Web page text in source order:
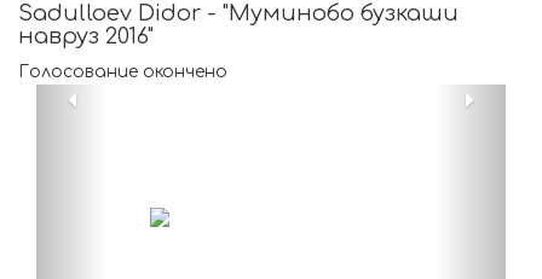
Sadulloev Didor - "Муминобо бузкаши
навруз 2016"
Голосование окончено